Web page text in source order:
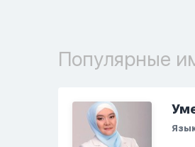
решила терпеть
боль, повернулась
Но потом он
и спросил, что
случилось. И я
Популярные